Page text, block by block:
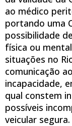
ao médico
portando uma
possibilidade
física ou
situações no
comunicação
incapacidade,
qual constem
possíveis
veicular segura.